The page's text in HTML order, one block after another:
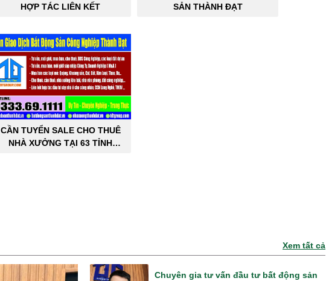
HỢP TÁC LIÊN KẾT
SẢN THÀNH ĐẠT
CẦN TUYỂN SALE CHO THUÊ
NHÀ XƯỞNG TẠI 63 TỈNH
Xem tất cả
Chuyên gia tư vấn đầu tư bất động sản